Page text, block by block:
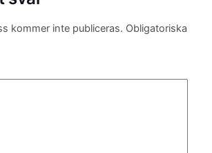
kommer inte publiceras. Obligatoriska